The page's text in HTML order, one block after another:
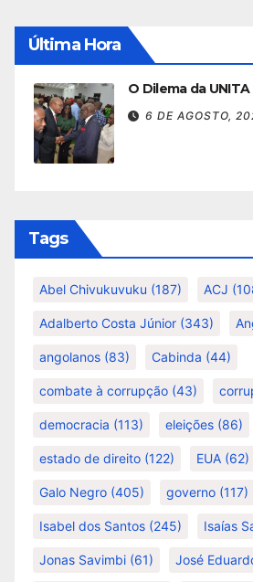
Última Hora
O Dilema da
6 DE AGOSTO,
Tags
Abel Chivukuvuku (187) ACJ
Adalberto Costa Júnior (343)
angolanos (83) Cabinda (44)
combate à corrupção (43)
democracia (113) eleições (86)
estado de direito (122) EUA (62)
Galo Negro (405) governo (117)
Isabel dos Santos (245) Isaías
Jonas Savimbi (61) José